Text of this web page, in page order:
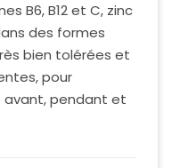
B6, B12 et C, zinc
des formes
bien tolérées et
pour
avant, pendant et